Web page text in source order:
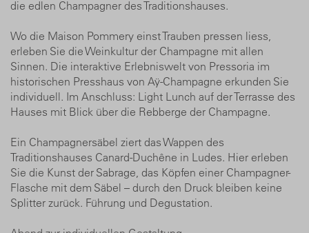
die edlen Champagner des Traditionshauses.
Wo die Maison Pommery einst Trauben pressen liess,
erleben Sie die Weinkultur der Champagne mit allen
Sinnen. Die interaktive Erlebniswelt von Pressoria im
historischen Presshaus von Aÿ-Champagne erkunden Sie
individuell. Im Anschluss: Light Lunch auf der Terrasse des
Hauses mit Blick über die Rebberge der Champagne.
Ein Champagnersäbel ziert das Wappen des
Traditionshauses Canard-Duchêne in Ludes. Hier erleben
Sie die Kunst der Sabrage, das Köpfen einer Champagner-
Flasche mit dem Säbel – durch den Druck bleiben keine
Splitter zurück. Führung und Degustation.